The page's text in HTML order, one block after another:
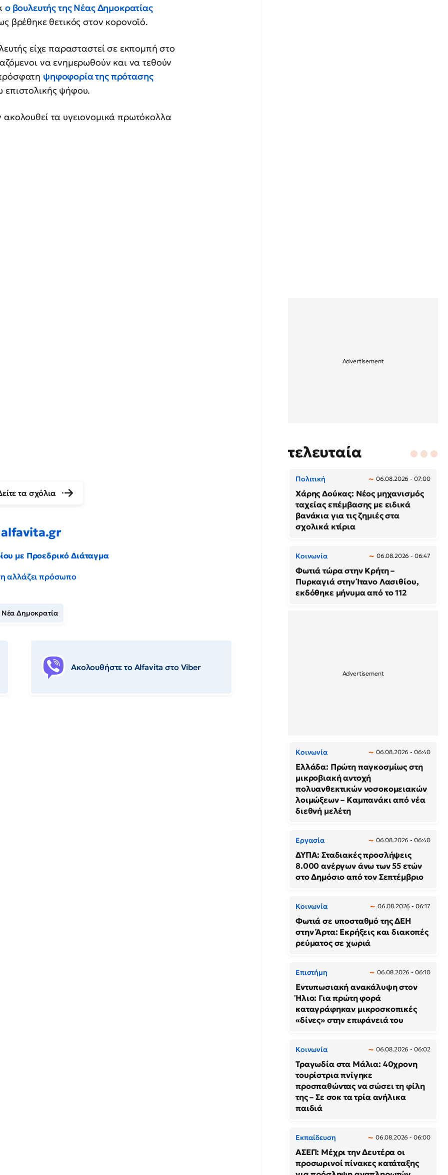
ο βουλευτής της Νέας Δημοκρατίας
βρέθηκε θετικός στον κορονοϊό.
είχε παρασταστεί σε εκπομπή στο
να ενημερωθούν και να τεθούν
ψηφοφορία της πρότασης
ψήφου.
τα υγειονομικά πρωτόκολλα
τα σχόλια
alfavita.gr
με Προεδρικό Διάταγμα
αλλάζει πρόσωπο
Νέα Δημοκρατία
Ακολουθήστε το Αlfavita στο Viber
τελευταία
Πολιτική 06.08.2026 - 07:00
Χάρης Δούκας: Νέος μηχανισμός
ταχείας επέμβασης με ειδικά
βανάκια για τις ζημιές στα
σχολικά κτίρια
Κοινωνία 06.08.2026 - 06:47
Φωτιά τώρα στην Κρήτη –
Πυρκαγιά στην Ίτανο Λασιθίου,
εκδόθηκε μήνυμα από το 112
Κοινωνία 06.08.2026 - 06:40
Ελλάδα: Πρώτη παγκοσμίως στη
μικροβιακή αντοχή
πολυανθεκτικών νοσοκομειακών
λοιμώξεων – Καμπανάκι από νέα
διεθνή μελέτη
Εργασία 06.08.2026 - 06:40
ΔΥΠΑ: Σταδιακές προσλήψεις
8.000 ανέργων άνω των 55 ετών
στο Δημόσιο από τον Σεπτέμβριο
Κοινωνία 06.08.2026 - 06:17
Φωτιά σε υποσταθμό της ΔΕΗ
στην Άρτα: Εκρήξεις και διακοπές
ρεύματος σε χωριά
Επιστήμη 06.08.2026 - 06:10
Εντυπωσιακή ανακάλυψη στον
Ήλιο: Για πρώτη φορά
καταγράφηκαν μικροσκοπικές
«δίνες» στην επιφάνειά του
Κοινωνία 06.08.2026 - 06:02
Τραγωδία στα Μάλια: 40χρονη
τουρίστρια πνίγηκε
προσπαθώντας να σώσει τη φίλη
της – Σε σοκ τα τρία ανήλικα
παιδιά
Εκπαίδευση 06.08.2026 - 06:00
ΑΣΕΠ: Μέχρι την Δευτέρα οι
προσωρινοί πίνακες κατάταξης